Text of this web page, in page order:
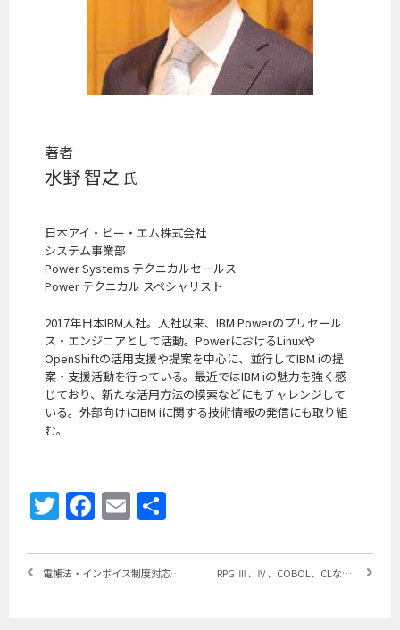
著者
水野 智之 氏
日本アイ・ビー・エム株式会社
システム事業部
Power Systems テクニカルセールス
Power テクニカル スペシャリスト
2017年日本IBM入社。入社以来、IBM Powerのプリセール
ス・エンジニアとして活動。PowerにおけるLinuxや
OpenShiftの活用支援や提案を中心に、並行してIBM iの提
案・支援活動を行っている。最近ではIBM iの魅力を強く感
じており、新たな活用方法の模索などにもチャレンジして
いる。外部向けにIBM iに関する技術情報の発信にも取り組
む。
Twitter
Facebook
Email
電帳法・インボイス制度対応：請求書からスタートする企業間「書類」取引の電子化・その拡張 RPG Ⅲ、Ⅳ、COBOL、CLなどIBM iのソースコードに対して品質チェックを実行する「ARCAD CodeChecker」